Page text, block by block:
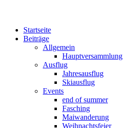
Startseite
Beiträge
Allgemein
Hauptversammlung
Ausflug
Jahresausflug
Skiausflug
Events
end of summer
Fasching
Maiwanderung
Weihnachtsfeier